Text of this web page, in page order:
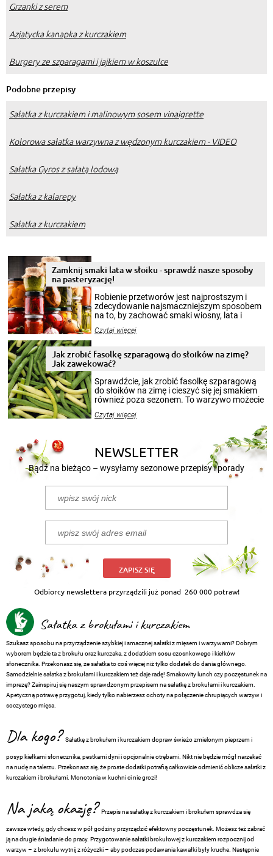
Grzanki z serem
Azjatycka kanapka z kurczakiem
Burgery ze szparagami i jajkiem w koszulce
Podobne przepisy
Sałatka z kurczakiem i malinowym sosem vinaigrette
Kolorowa sałatka warzywna z wędzonym kurczakiem - VIDEO
Sałatka Gyros z sałatą lodową
Sałatka z kalarepy
Sałatka z kurczakiem
Zamknij smaki lata w słoiku - sprawdź nasze sposoby
na pasteryzację!
Robienie przetworów jest najprostszym i
zdecydowanie najsmaczniejszym sposobem
na to, by zachować smaki wiosny, lata i
krajobrazów, by cieszyć nimi oko w sezonie
pełni poczuć atmosferę cieplejszych
miesięcy. Przygotowanie słoików ze
patenty, które pozwolą zachować świeżość
przetworów.
Czytaj więcej
Jak zrobić fasolkę szparagową do słoików na zimę?
Jak zawekować?
Sprawdźcie, jak zrobić fasolkę szparagową
do słoików na zimę i cieszyć się jej smakiem
również poza sezonem. To warzywo możecie
nasze propozycje!
Czytaj więcej
NEWSLETTER
Bądź na bieżąco – wysyłamy sezonowe przepisy i porady
ZAPISZ SIĘ
Odbiorcy newslettera przyrządzili już ponad 260 000 potraw!
Sałatka z brokułami i kurczakiem
Szukasz sposobu na przyrządzenie szybkiej i smacznej sałatki z mięsem i warzywami? Dobrym
wyborem będzie ta z brokułu oraz kurczaka, z dodatkiem sosu czosnkowego i kiełków
słonecznika. Przekonasz się, że sałatka to coś więcej niż tylko dodatek do dania głównego.
Samodzielnie sałatka z brokułami i kurczakiem też daje radę! Smakowity lunch czy poczęstunek na
imprezę? Zainspiruj się naszym sprawdzonym przepisem na sałatkę z brokułami i kurczakiem.
Apetyczną potrawę przygotuj, kiedy tylko nabierzesz ochoty na połączenie chrupiących warzyw i
soczystego mięsa.
Dla kogo?Sałatkę z brokułem i kurczakiem dopraw świeżo zmielonym pieprzem i
posyp kiełkami słonecznika, pestkami dyni i opcjonalnie otrębami. Nikt nie będzie mógł narzekać
na nudę na talerzu. Przekonasz się, że proste dodatki potrafią całkowicie odmienić oblicze sałatki z
kurczakiem i brokułami. Monotonia w kuchni ci nie grozi!
Na jaką okazję? Przepis na sałatkę z kurczakiem i brokułem sprawdza się
zawsze wtedy, gdy chcesz w pół godziny przyrządzić efektowny poczęstunek. Możesz też zabrać
ją na drugie śniadanie do pracy. Przygotowanie sałatki brokułowej z kurczakiem rozpocznij od
warzyw – z brokułu wytnij z różyczki – aby podczas podawania kawałki były kruche. Następnie